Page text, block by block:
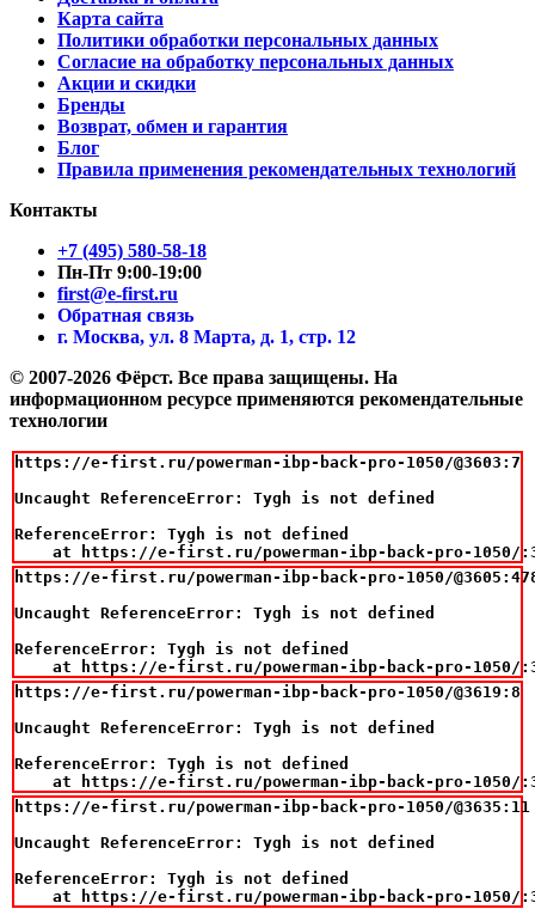
Карта сайта
Политики обработки персональных данных
Согласие на обработку персональных данных
Акции и скидки
Бренды
Возврат, обмен и гарантия
Блог
Правила применения рекомендательных технологий
Контакты
+7 (495) 580-58-18
Пн-Пт 9:00-19:00
first@e-first.ru
Обратная связь
г. Москва, ул. 8 Марта, д. 1, стр. 12
© 2007-2026 Фёрст. Все права защищены. На
информационном ресурсе применяются рекомендательные
технологии
https://e-first.ru/powerman-ibp-back-pro-1050/@3603:7
Uncaught ReferenceError: Tygh is not defined
ReferenceError: Tygh is not defined
at https://e-first.ru/powerman-ibp-back-pro-1050/
https://e-first.ru/powerman-ibp-back-pro-1050/
Uncaught ReferenceError: Tygh is not defined
ReferenceError: Tygh is not defined
at https://e-first.ru/powerman-ibp-back-pro-1050/
https://e-first.ru/powerman-ibp-back-pro-1050/@3619:8
Uncaught ReferenceError: Tygh is not defined
ReferenceError: Tygh is not defined
at https://e-first.ru/powerman-ibp-back-pro-1050/
https://e-first.ru/powerman-ibp-back-pro-1050/@3635:11
Uncaught ReferenceError: Tygh is not defined
ReferenceError: Tygh is not defined
at https://e-first.ru/powerman-ibp-back-pro-1050/